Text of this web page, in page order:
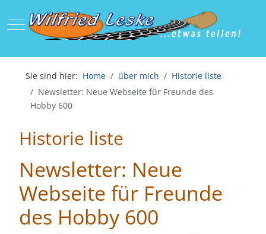
Mobile Menu Toggle
Sie sind hier: Home über mich
Historie liste
Newsletter: Neue Webseite für Freunde des
Hobby 600
Historie liste
Newsletter: Neue
Webseite für Freunde
des Hobby 600